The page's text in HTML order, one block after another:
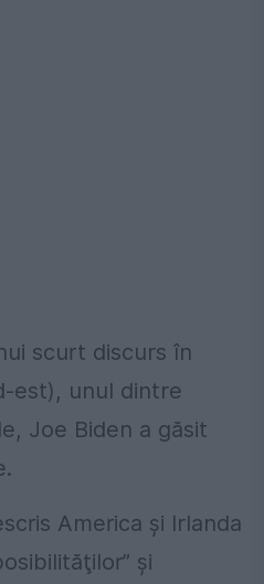
scurt discurs în
est), unul dintre
Joe Biden a găsit
America şi Irlanda
şi